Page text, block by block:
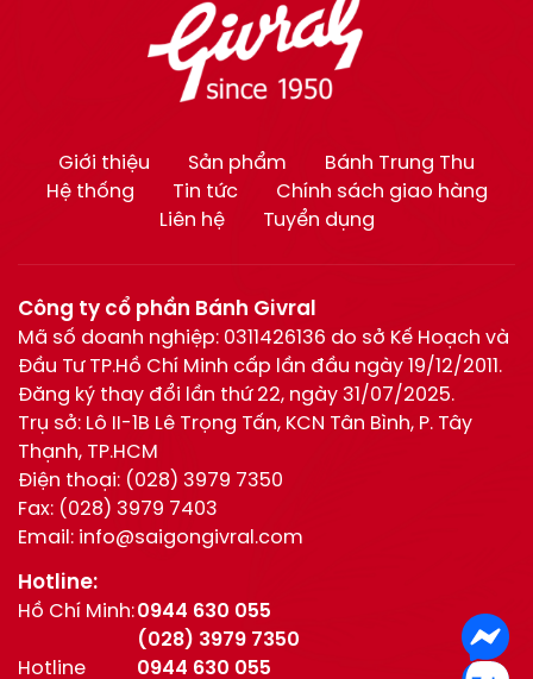
Giới thiệu Sản phẩm
Bánh Trung Thu
Hệ thống
Tin tức
Chính sách giao hàng
Liên hệ
Tuyển dụng
Công ty cổ phần Bánh Givral
Mã số doanh nghiệp: 0311426136 do sở Kế Hoạch và
Đầu Tư TP.Hồ Chí Minh cấp lần đầu ngày 19/12/2011.
Đăng ký thay đổi lần thứ 22, ngày 31/07/2025.
Trụ sở: Lô II-1B Lê Trọng Tấn, KCN Tân Bình, P. Tây
Thạnh, TP.HCM
Điện thoại: (028) 3979 7350
Fax: (028) 3979 7403
Email: info@saigongivral.com
Hotline:
Hồ Chí Minh:0944 630 055
(028) 3979 7350
Hotline
0944 630 055